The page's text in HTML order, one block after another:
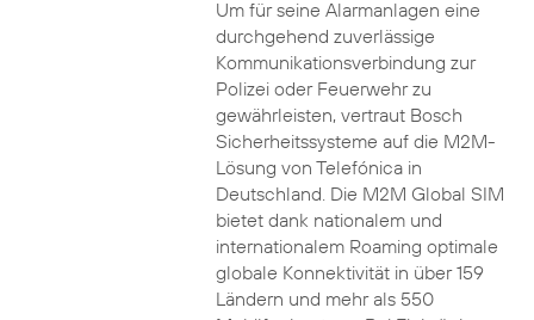
Um für seine Alarmanlagen eine
durchgehend zuverlässige
Kommunikationsverbindung zur
Polizei oder Feuerwehr zu
gewährleisten, vertraut Bosch
Sicherheitssysteme auf die M2M-
Lösung von Telefónica in
Deutschland. Die M2M Global SIM
bietet dank nationalem und
internationalem Roaming optimale
globale Konnektivität in über 159
Ländern und mehr als 550